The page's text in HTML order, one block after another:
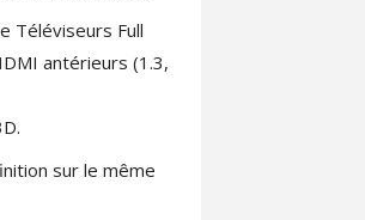
Téléviseurs Full
antérieurs (1.3,
sur le même